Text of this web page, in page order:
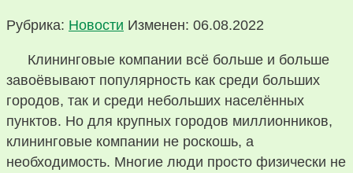
Рубрика: Новости Изменен: 06.08.2022
Клининговые компании всё больше и больше
завоёвывают популярность как среди больших
городов, так и среди небольших населённых
пунктов. Но для крупных городов миллионников,
клининговые компании не роскошь, а
необходимость. Многие люди просто физически не